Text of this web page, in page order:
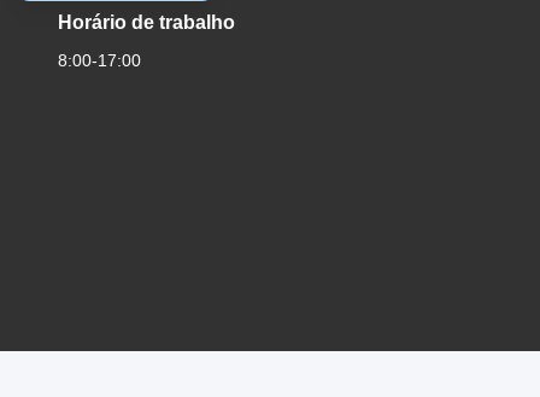
Horário de trabalho
8:00-17:00